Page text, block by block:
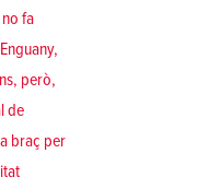
fa
però,
de
braç per